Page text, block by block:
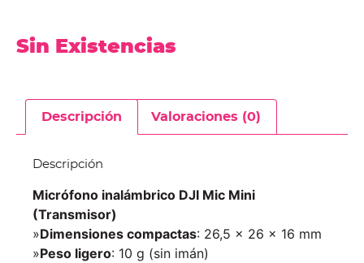
Sin Existencias
Descripción Valoraciones (0)
Descripción
Micrófono inalámbrico DJI Mic Mini
(Transmisor)
»Dimensiones compactas: 26,5 × 26 × 16 mm
»Peso ligero: 10 g (sin imán)